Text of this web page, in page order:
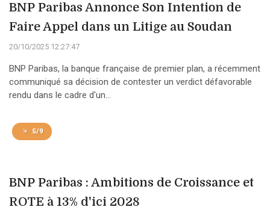
BNP Paribas Annonce Son Intention de
Faire Appel dans un Litige au Soudan
20/10/2025 12:27:47
BNP Paribas, la banque française de premier plan, a récemment
communiqué sa décision de contester un verdict défavorable
rendu dans le cadre d'un...
5/9
BNP Paribas : Ambitions de Croissance et
ROTE à 13% d'ici 2028